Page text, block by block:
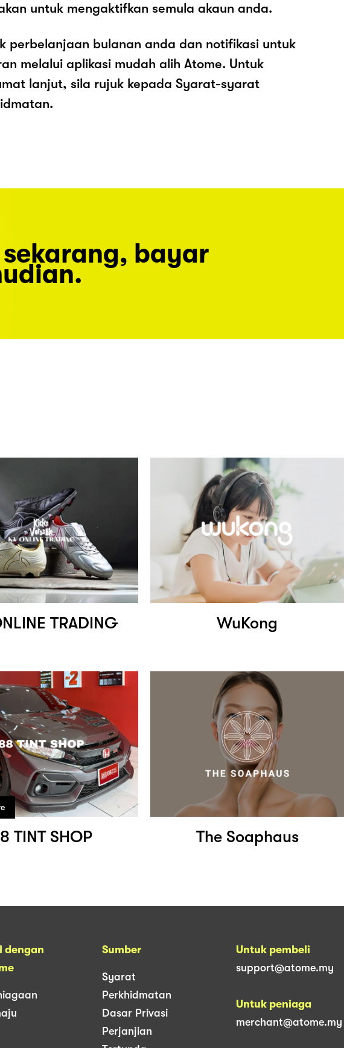
untuk mengaktifkan semula akaun anda.
perbelanjaan bulanan anda dan notifikasi untuk
melalui aplikasi mudah alih Atome. Untuk
lanjut, sila rujuk kepada Syarat-syarat
sekarang, bayar
TRADING WuKong
TINT SHOP The Soaphaus
dengan
Sumber
Syarat
Perkhidmatan
Dasar Privasi
Perjanjian
Untuk pembeli
support@atome.my
Untuk peniaga
merchant@atome.my